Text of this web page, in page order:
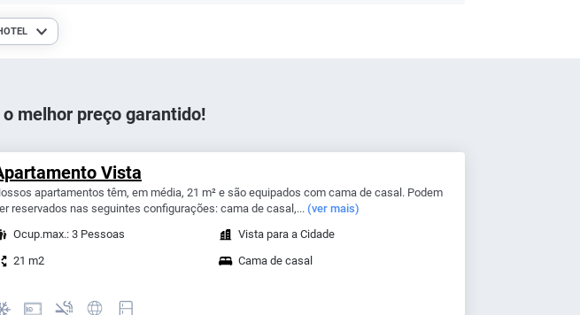
melhor preço garantido!
Vista
apartamentos têm, em média, 21 m² e são equipados com cama de casal. Podem
reservados nas seguintes configurações: cama de casal,... (ver mais)
Ocup.max.: 3 Pessoas
Vista para a Cidade
21 m2
Cama de casal